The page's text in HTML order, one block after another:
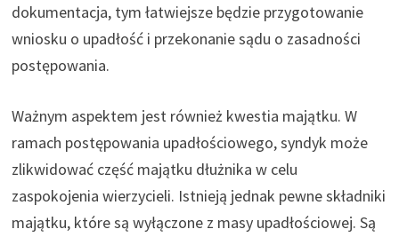
dokumentacja, tym łatwiejsze będzie przygotowanie
wniosku o upadłość i przekonanie sądu o zasadności
postępowania.
Ważnym aspektem jest również kwestia majątku. W
ramach postępowania upadłościowego, syndyk może
zlikwidować część majątku dłużnika w celu
zaspokojenia wierzycieli. Istnieją jednak pewne składniki
majątku, które są wyłączone z masy upadłościowej. Są